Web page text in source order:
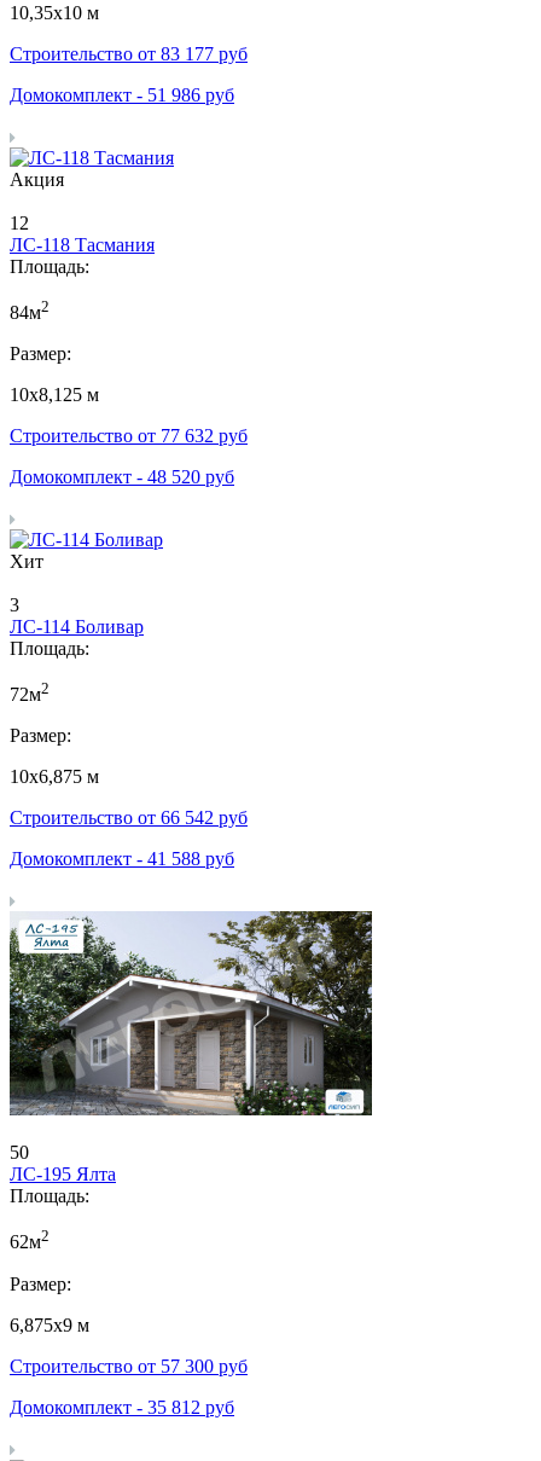
10,35х10 м
Строительство от 83 177 руб
Домокомплект - 51 986 руб
Акция
12
ЛС-118 Тасмания
Площадь:
84м2
Размер:
10х8,125 м
Строительство от 77 632 руб
Домокомплект - 48 520 руб
Хит
3
ЛС-114 Боливар
Площадь:
72м2
Размер:
10х6,875 м
Строительство от 66 542 руб
Домокомплект - 41 588 руб
50
ЛС-195 Ялта
Площадь:
62м2
Размер:
6,875х9 м
Строительство от 57 300 руб
Домокомплект - 35 812 руб